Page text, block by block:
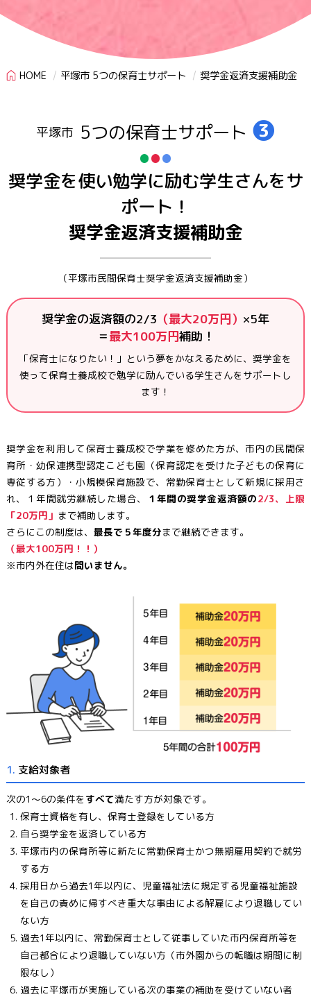
HOME 平塚市 5つの保育士サポート 奨学金返済支援補助金
平塚市 5つの保育士サポート ❸
奨学金を使い勉学に励む学生さんをサ
ポート！
奨学金返済支援補助金
（平塚市民間保育士奨学金返済支援補助金）
奨学金の返済額の2/3 （最大20万円） ×5年
＝最大100万円補助！
「保育士になりたい！」という夢をかなえるために、奨学金を
使って保育士養成校で勉学に励んでいる学生さんをサポートし
ます！
奨学金を利用して保育士養成校で学業を修めた方が、市内の民間保
育所・幼保連携型認定こども園（保育認定を受けた子どもの保育に
専従する方）・小規模保育施設で、常勤保育士として新規に採用さ
れ、１年間就労継続した場合、
１年間の奨学金返済額の2/3、上限
「20万円」 まで補助します。
さらにこの制度は、 最長で５年度分まで継続できます。
（最大100万円！！）
※市内外在住は問いません。
1. 支給対象者
次の1～6の条件を すべて満たす方が対象です。
保育士資格を有し、保育士登録をしている方
自ら奨学金を返済している方
平塚市内の保育所等に新たに常勤保育士かつ無期雇用契約で就労
する方
採用日から過去1年以内に、児童福祉法に規定する児童福祉施設
を自己の責めに帰すべき重大な事由による解雇により退職してい
ない方
過去1年以内に、常勤保育士として従事していた市内保育所等を
自己都合により退職していない方（市外園からの転職は期間に制
限なし）
過去に平塚市が実施している次の事業の補助を受けていない者